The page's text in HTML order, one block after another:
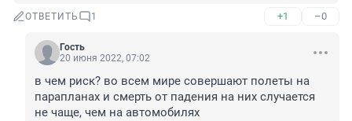
ОТВЕТИТЬ 1 +1 –0
Гость
20 июня 2022, 07:02
в чем риск? во всем мире совершают полеты на
парапланах и смерть от падения на них случается
не чаще, чем на автомобилях